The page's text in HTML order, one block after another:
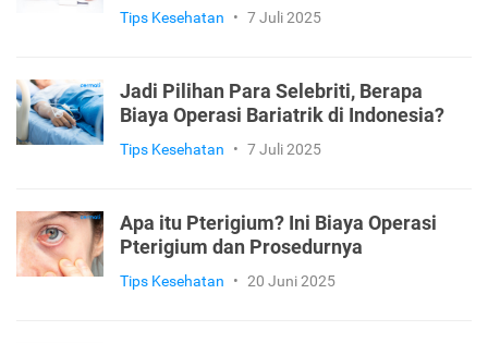
Tips Kesehatan • 7 Juli 2025
Jadi Pilihan Para Selebriti, Berapa
Biaya Operasi Bariatrik di Indonesia?
Tips Kesehatan • 7 Juli 2025
Apa itu Pterigium? Ini Biaya Operasi
Pterigium dan Prosedurnya
Tips Kesehatan • 20 Juni 2025